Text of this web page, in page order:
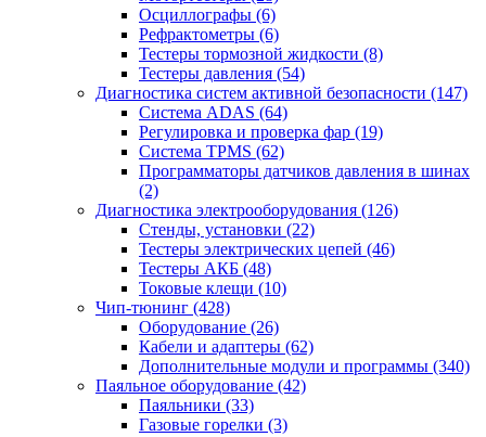
Осциллографы (6)
Рефрактометры (6)
Тестеры тормозной жидкости (8)
Тестеры давления (54)
Диагностика систем активной безопасности (147)
Система ADAS (64)
Регулировка и проверка фар (19)
Система TPMS (62)
Программаторы датчиков давления в шинах
(2)
Диагностика электрооборудования (126)
Стенды, установки (22)
Тестеры электрических цепей (46)
Тестеры АКБ (48)
Токовые клещи (10)
Чип-тюнинг (428)
Оборудование (26)
Кабели и адаптеры (62)
Дополнительные модули и программы (340)
Паяльное оборудование (42)
Паяльники (33)
Газовые горелки (3)